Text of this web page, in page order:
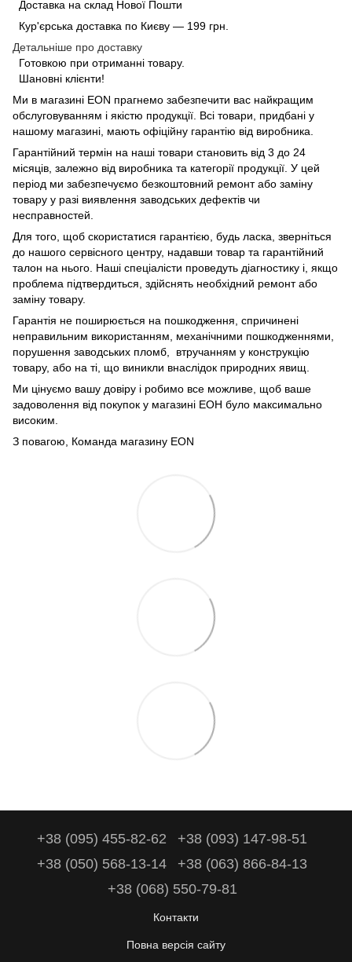
Доставка на склад Нової Пошти
Кур'єрська доставка по Києву — 199 грн.
Детальніше про доставку
Готовкою при отриманні товару.
Шановні клієнти!
Ми в магазині EON прагнемо забезпечити вас найкращим
обслуговуванням і якістю продукції. Всі товари, придбані у
нашому магазині, мають офіційну гарантію від виробника.
Гарантійний термін на наші товари становить від 3 до 24
місяців, залежно від виробника та категорії продукції. У цей
період ми забезпечуємо безкоштовний ремонт або заміну
товару у разі виявлення заводських дефектів чи
несправностей.
Для того, щоб скористатися гарантією, будь ласка, зверніться
до нашого сервісного центру, надавши товар та гарантійний
талон на нього. Наші спеціалісти проведуть діагностику і, якщо
проблема підтвердиться, здійснять необхідний ремонт або
заміну товару.
Гарантія не поширюється на пошкодження, спричинені
неправильним використанням, механічними пошкодженнями,
порушення заводських пломб, втручанням у конструкцію
товару, або на ті, що виникли внаслідок природних явищ.
Ми цінуємо вашу довіру і робимо все можливе, щоб ваше
задоволення від покупок у магазині ЕОН було максимально
високим.
З повагою, Команда магазину EON
+38 (095) 455-82-62
+38 (093) 147-98-51
+38 (050) 568-13-14
+38 (063) 866-84-13
+38 (068) 550-79-81
Контакти
Повна версія сайту